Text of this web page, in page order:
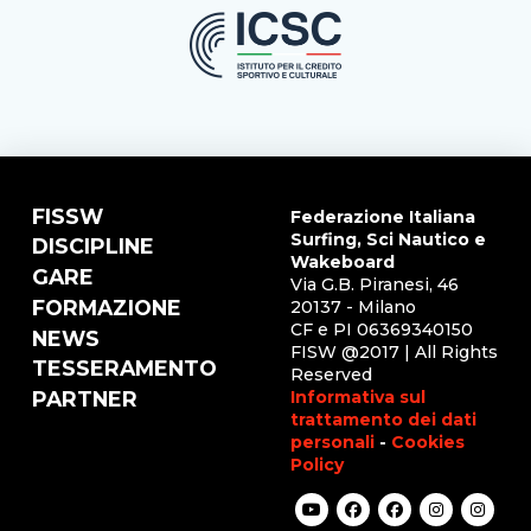
FISSW
DISCIPLINE
GARE
FORMAZIONE
NEWS
TESSERAMENTO
PARTNER
Federazione Italiana
Surfing, Sci Nautico e
Wakeboard
Via G.B. Piranesi, 46
20137 - Milano
CF e PI 06369340150
FISW @2017 | All Rights
Reserved
Informativa sul
trattamento dei dati
personali - Cookies
Policy